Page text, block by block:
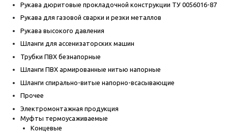
Рукава дюритовые прокладочной конструкции ТУ 0056016-87
Рукава для газовой сварки и резки металлов
Рукава высокого давления
Шланги для ассенизаторских машин
Трубки ПВХ безнапорные
Шланги ПВХ армированные нитью напорные
Шланги спирально-витые напорно-всасывающие
Прочее
Электромонтажная продукция
Муфты термоусаживаемые
Концевые